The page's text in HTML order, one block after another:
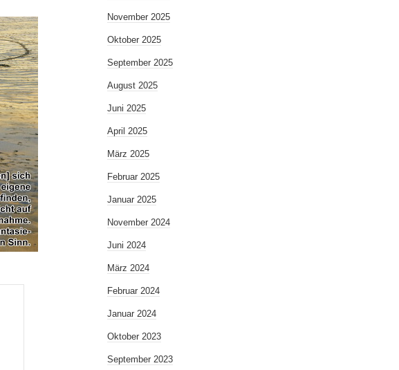
November 2025
Oktober 2025
September 2025
August 2025
Juni 2025
April 2025
März 2025
Februar 2025
Januar 2025
November 2024
Juni 2024
März 2024
Februar 2024
Januar 2024
Oktober 2023
September 2023